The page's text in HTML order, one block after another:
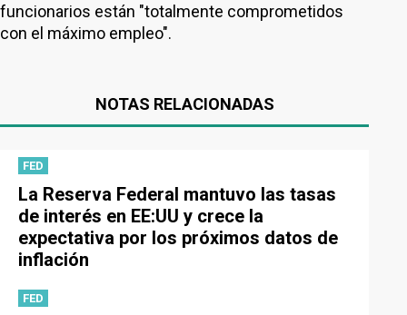
funcionarios están "totalmente comprometidos
con el máximo empleo".
NOTAS RELACIONADAS
FED
La Reserva Federal mantuvo las tasas
de interés en EE:UU y crece la
expectativa por los próximos datos de
inflación
FED